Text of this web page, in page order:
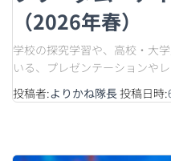
（2026年春）
学校の探究学習や、高校・大
いる、プレゼンテーションやレ
投稿者:よりかね隊長投稿日時: